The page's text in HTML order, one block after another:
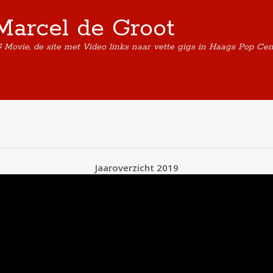
de Groot
de site met Video links naar vette gigs in Haags Pop
Jaaroverzicht 2019